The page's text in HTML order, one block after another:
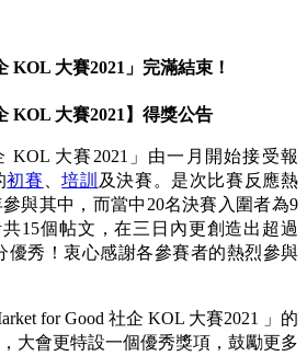
KOL 大賽2021」完滿結束！
KOL 大賽2021】得獎公告
KOL 大賽2021」由一月開始接受報
初賽 、培訓 及決賽。是次比賽反應熱
與其中，而當中20名決賽入圍者為9
15個帖文，在三日內更創造出超過
優秀！衷心感謝各參賽者的熱烈參與
for Good 社企 KOL 大賽2021 」的
大會更特設一個優秀獎項，鼓勵更多